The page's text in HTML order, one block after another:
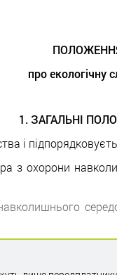
про екологічну
1. ЗАГАЛЬНІ
і
з охорони